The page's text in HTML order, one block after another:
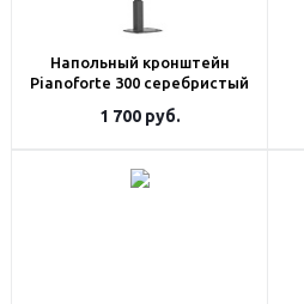
Напольный кронштейн
Pianoforte 300 серебристый
1 700руб.